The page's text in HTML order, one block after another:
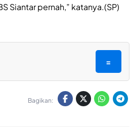
Siantar pernah,” katanya.(SP)
=
Bagikan: